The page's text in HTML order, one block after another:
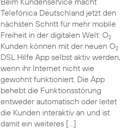
Telefónica Deutschland jetzt den
nächsten Schritt für mehr mobile
Freiheit in der digitalen Welt: O2
Kunden können mit der neuen O2
DSL Hilfe App selbst aktiv werden,
wenn ihr Internet nicht wie
gewohnt funktioniert. Die App
behebt die Funktionsstörung
entweder automatisch oder leitet
die Kunden interaktiv an und ist
damit ein weiteres […]